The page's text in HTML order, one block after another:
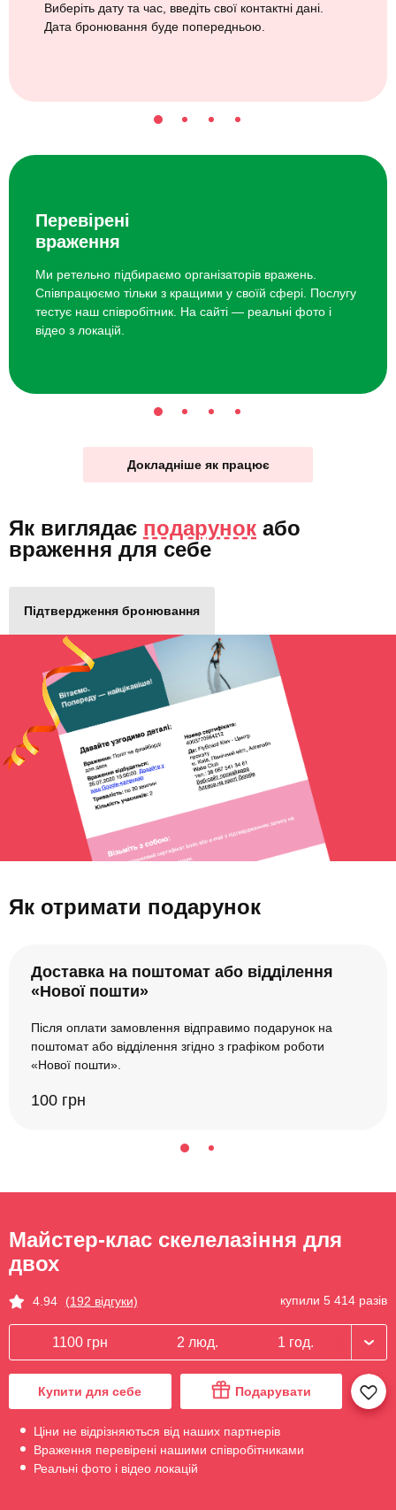
Виберіть дату та час, введіть свої контактні дані.
Дата бронювання буде попередньою.
Перевірені
враження
Ми ретельно підбираємо організаторів вражень.
Співпрацюємо тільки з кращими у своїй сфері. Послугу
тестує наш співробітник. На сайті — реальні фото і
відео з локацій.
Докладніше як працює
Як виглядає подарунок або
враження для себе
Підтвердження бронювання
Як отримати подарунок
Доставка на поштомат або відділення
«Нової пошти»
Після оплати замовлення відправимо подарунок на
поштомат або відділення згідно з графіком роботи
«Нової пошти».
100 грн
Майстер-клас скелелазіння для
двох
4.94 (192 відгуки) купили 5 414 разів
1100 грн 2 люд. 1 год.
Купити для себе Подарувати
Ціни не відрізняються від наших партнерів
Враження перевірені нашими співробітниками
Реальні фото і відео локацій